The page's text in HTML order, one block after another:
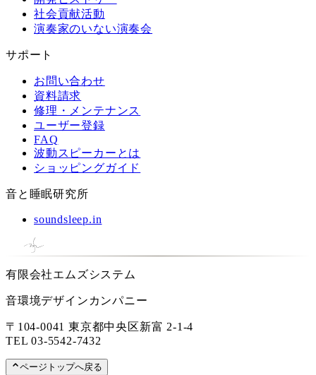
社会貢献活動
演奏家のいない演奏会
サポート
お問い合わせ
資料請求
修理・メンテナンス
ユーザー登録
FAQ
波動スピーカーとは
ショッピングガイド
音と睡眠研究所
soundsleep.in
有限会社エムズシステム
音環境デザインカンパニー
〒104-0041 東京都中央区新富 2-1-4
TEL03-5542-7432
ページトップへ戻る